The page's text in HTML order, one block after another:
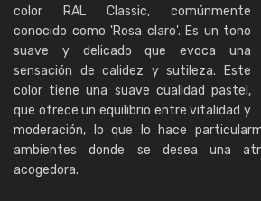
color RAL Classic, comúnmente
conocido como 'Rosa claro'. Es un tono
suave y delicado que evoca una
sensación de calidez y sutileza. Este
color tiene una suave cualidad pastel,
que ofrece un equilibrio entre vitalidad y
moderación, lo que lo hace
ambientes donde se desea una
acogedora.